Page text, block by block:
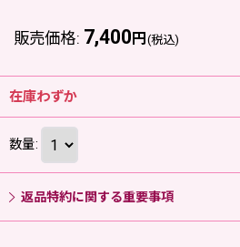
販売価格: 7,400 円 (税込)
在庫わずか
数量:
返品特約に関する重要事項